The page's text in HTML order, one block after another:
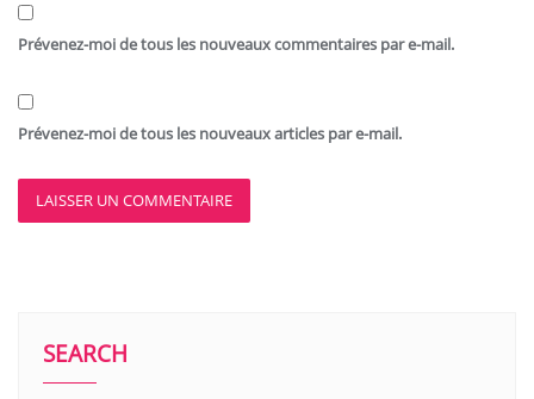
Prévenez-moi de tous les nouveaux commentaires par e-mail.
Prévenez-moi de tous les nouveaux articles par e-mail.
SEARCH